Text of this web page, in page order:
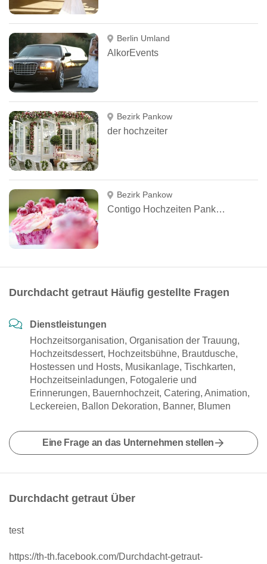
Berlin Umland
AlkorEvents
Bezirk Pankow
der hochzeiter
Bezirk Pankow
Contigo Hochzeiten Pankow
Durchdacht getraut Häufig gestellte Fragen
Dienstleistungen
Hochzeitsorganisation, Organisation der Trauung,
Hochzeitsdessert, Hochzeitsbühne, Brautdusche,
Hostessen und Hosts, Musikanlage, Tischkarten,
Hochzeitseinladungen, Fotogalerie und
Erinnerungen, Bauernhochzeit, Catering, Animation,
Leckereien, Ballon Dekoration, Banner, Blumen
Eine Frage an das Unternehmen stellen
Durchdacht getraut Über
test
https://th-th.facebook.com/Durchdacht-getraut-